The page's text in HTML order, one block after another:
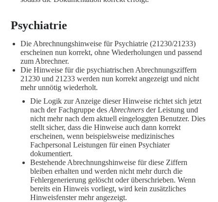
Psychiatrie
Die Abrechnungshinweise für Psychiatrie (21230/21233)
erscheinen nun korrekt, ohne Wiederholungen und passend
zum Abrechner.
Die Hinweise für die psychiatrischen Abrechnungsziffern
21230 und 21233 werden nun korrekt angezeigt und nicht
mehr unnötig wiederholt.
Die Logik zur Anzeige dieser Hinweise richtet sich jetzt
nach der Fachgruppe des Abrechners der Leistung und
nicht mehr nach dem aktuell eingeloggten Benutzer. Dies
stellt sicher, dass die Hinweise auch dann korrekt
erscheinen, wenn beispielsweise medizinisches
Fachpersonal Leistungen für einen Psychiater
dokumentiert.
Bestehende Abrechnungshinweise für diese Ziffern
bleiben erhalten und werden nicht mehr durch die
Fehlergenerierung gelöscht oder überschrieben. Wenn
bereits ein Hinweis vorliegt, wird kein zusätzliches
Hinweisfenster mehr angezeigt.